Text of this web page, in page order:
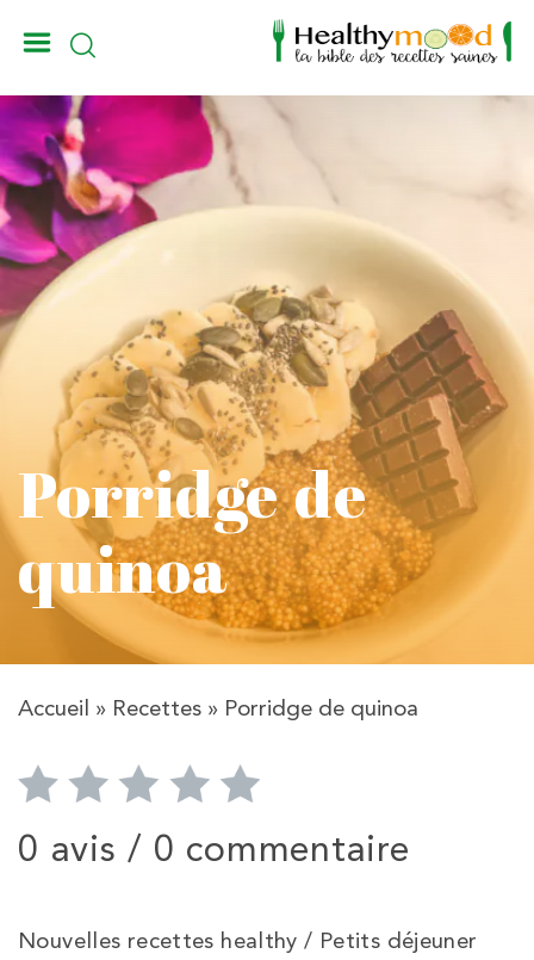
Porridge de
quinoa
Accueil » Recettes » Porridge de quinoa
0 avis / 0 commentaire
Nouvelles recettes healthy / Petits déjeuner